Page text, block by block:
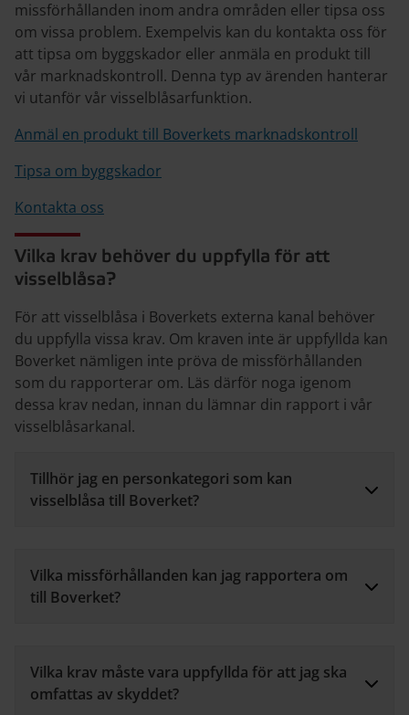
missförhållanden inom andra områden eller tipsa oss
om vissa problem. Exempelvis kan du kontakta oss för
att tipsa om byggskador eller anmäla en produkt till
vår marknadskontroll. Denna typ av ärenden hanterar
vi utanför vår visselblåsarfunktion.
Anmäl en produkt till Boverkets marknadskontroll
Tipsa om byggskador
Kontakta oss
Vilka krav behöver du uppfylla för att
visselblåsa?
För att visselblåsa i Boverkets externa kanal behöver
du uppfylla vissa krav. Om kraven inte är uppfyllda kan
Boverket nämligen inte pröva de missförhållanden
som du rapporterar om. Läs därför noga igenom
dessa krav nedan, innan du lämnar din rapport i vår
visselblåsarkanal.
Tillhör jag en personkategori som kan
visselblåsa till Boverket?
Vilka missförhållanden kan jag rapportera om
till Boverket?
Vilka krav måste vara uppfyllda för att jag ska
omfattas av skyddet?